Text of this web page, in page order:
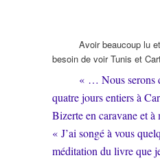
Avoir beaucoup lu
besoin de voir Tunis et
« … Nous serons
quatre jours entiers à
Bizerte en caravane et
« J’ai songé à vous
méditation du livre que